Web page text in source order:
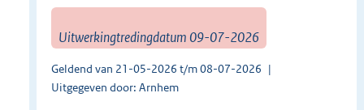
Uitwerkingtredingdatum 09-07-2026
Geldend van 21-05-2026 t/m 08-07-2026
Uitgegeven door: Arnhem